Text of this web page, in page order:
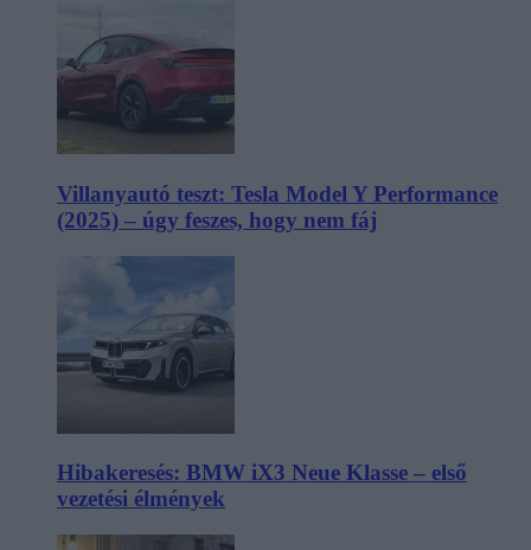
Villanyautó teszt: Tesla Model Y Performance
(2025) – úgy feszes, hogy nem fáj
Hibakeresés: BMW iX3 Neue Klasse – első
vezetési élmények